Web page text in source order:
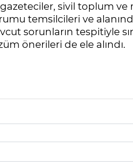
sivil toplum
temsilcileri ve
sorunların tespitiyle
önerileri de ele alındı.